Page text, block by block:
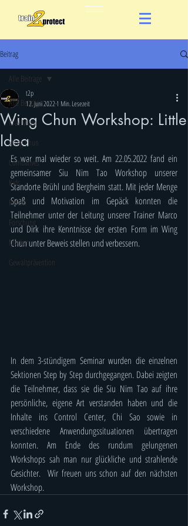
Beitrag
Alle Beiträge
Krav Maga
Wing Chun
Combatives
Kids
Polizei
Forschung
Medien
Gewaltprävention
Alle Beiträge
Wing Chun Workshop: Little
Idea
t2p
12. Juni 20221 Min. Lesezeit
Es war mal wieder so weit. Am 22.05.2022 fand ein
gemeinsamer Siu Nim Tao Workshop unserer
Standorte Brühl und Bergheim statt. Mit jeder Menge
Spaß und Motivation im Gepäck konnten die
Teilnehmer unter der Leitung unserer Trainer Marco
und Dirk ihre Kenntnisse der ersten Form im Wing
Chun unter Beweis stellen und verbessern.
In dem 3-stündigem Seminar wurden die einzelnen
Sektionen Step by Step durchgegangen. Dabei zeigten
die Teilnehmer, dass sie die Siu Nim Tao auf ihre
persönliche, eigene Art verstanden haben und die
Inhalte ins Control Center, Chi Sao sowie in
verschiedene Anwendungssituationen übertragen
konnten. Am Ende des rundum gelungenen
Workshops sah man nur glückliche und strahlende
Gesichter.  Wir freuen uns schon auf den nächsten
Workshop.